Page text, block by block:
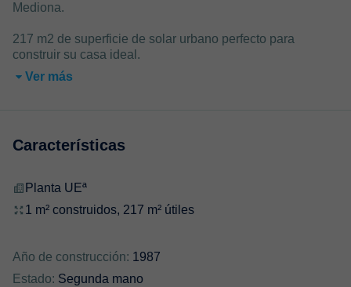
Mediona.
217 m2 de superficie de solar urbano perfecto para
construir su casa ideal.
Ver más
Características
Planta UEª
1 m² construidos, 217 m² útiles
Año de construcción: 1987
Estado: Segunda mano